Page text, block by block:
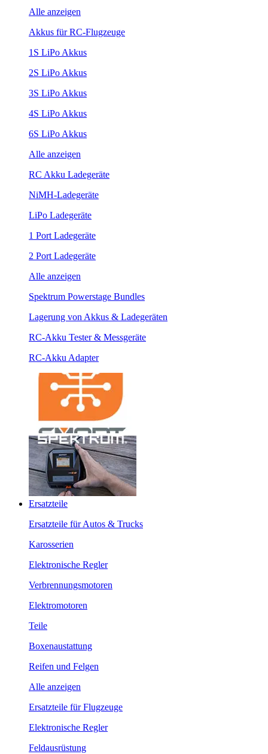
Alle anzeigen
Akkus für RC-Flugzeuge
1S LiPo Akkus
2S LiPo Akkus
3S LiPo Akkus
4S LiPo Akkus
6S LiPo Akkus
Alle anzeigen
RC Akku Ladegeräte
NiMH-Ladegeräte
LiPo Ladegeräte
1 Port Ladegeräte
2 Port Ladegeräte
Alle anzeigen
Spektrum Powerstage Bundles
Lagerung von Akkus & Ladegeräten
RC-Akku Tester & Messgeräte
RC-Akku Adapter
Ersatzteile
Ersatzteile für Autos & Trucks
Karosserien
Elektronische Regler
Verbrennungsmotoren
Elektromotoren
Teile
Boxenaustattung
Reifen und Felgen
Alle anzeigen
Ersatzteile für Flugzeuge
Elektronische Regler
Feldausrüstung